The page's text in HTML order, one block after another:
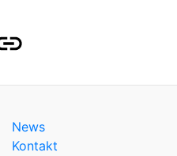
News
Kontakt